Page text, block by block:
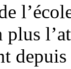
plus